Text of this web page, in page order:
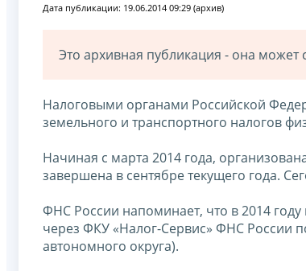
Дата публикации: 19.06.2014 09:29 (архив)
Это архивная публикация - она
Налоговыми органами Российской
земельного и транспортного налогов
Начиная с марта 2014 года,
завершена в сентябре текущего года.
ФНС России напоминает, что в 2014
через ФКУ «Налог-Сервис» ФНС России
автономного округа).